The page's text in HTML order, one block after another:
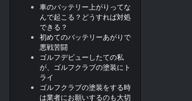
車のバッテリー上がりってな
んで起こる？どうすれば対処
できる？
初めてのバッテリーあがりで
悪戦苦闘
ゴルフデビューしたての私
が、ゴルフクラブの塗装にト
ライ
ゴルフクラブの塗装をする時
は業者にお願いするのも大切